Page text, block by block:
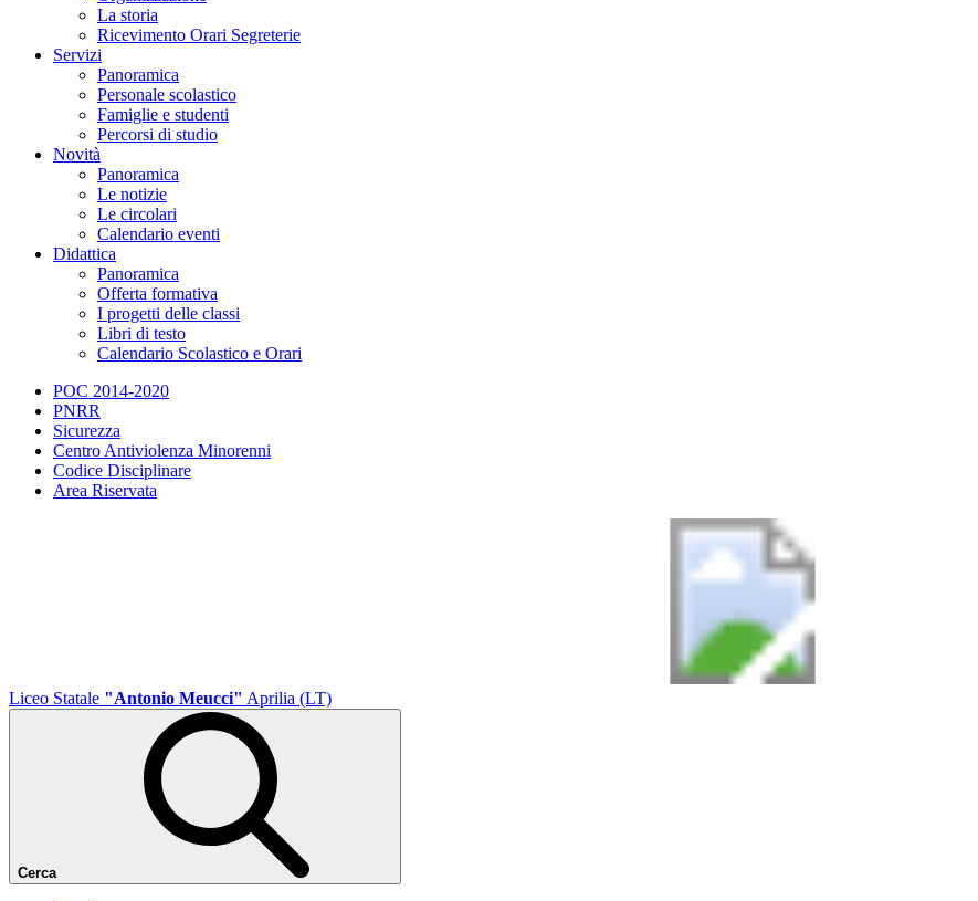
La storia
Ricevimento Orari Segreterie
Servizi
Panoramica
Personale scolastico
Famiglie e studenti
Percorsi di studio
Novità
Panoramica
Le notizie
Le circolari
Calendario eventi
Didattica
Panoramica
Offerta formativa
I progetti delle classi
Libri di testo
Calendario Scolastico e Orari
POC 2014-2020
PNRR
Sicurezza
Centro Antiviolenza Minorenni
Codice Disciplinare
Area Riservata
Liceo Statale "Antonio Meucci" Aprilia (LT)
Cerca